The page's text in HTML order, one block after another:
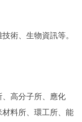
術、生物資訊等。
高分子所、應化
料所、環工所、能